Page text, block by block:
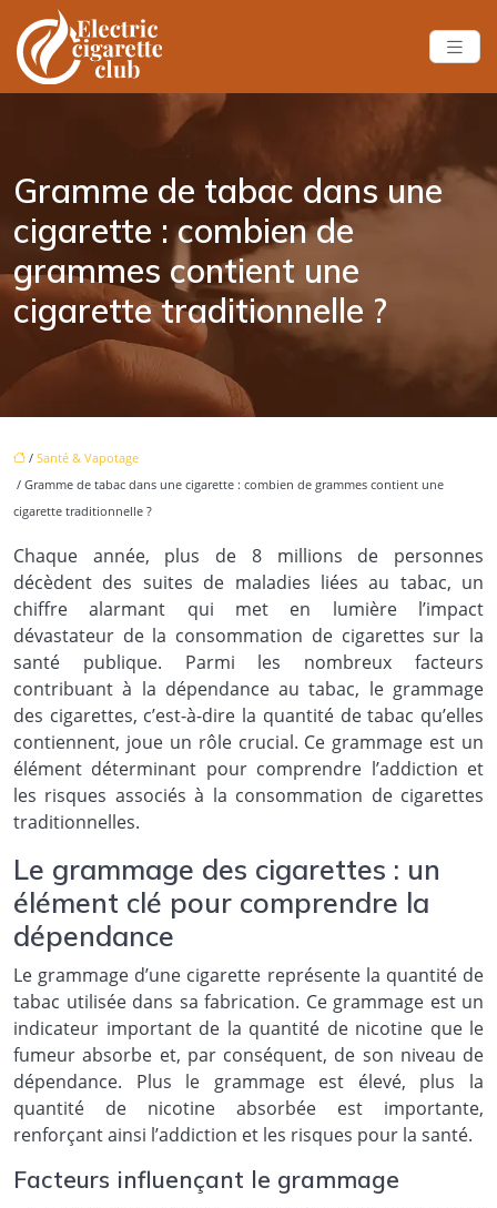
Gramme de tabac dans une
cigarette : combien de
grammes contient une
cigarette traditionnelle ?
/ Santé & Vapotage
/ Gramme de tabac dans une cigarette : combien de grammes contient une
cigarette traditionnelle ?
Chaque année, plus de 8 millions de personnes
décèdent des suites de maladies liées au tabac, un
chiffre alarmant qui met en lumière l’impact
dévastateur de la consommation de cigarettes sur la
santé publique. Parmi les nombreux facteurs
contribuant à la dépendance au tabac, le grammage
des cigarettes, c’est-à-dire la quantité de tabac qu’elles
contiennent, joue un rôle crucial. Ce grammage est un
élément déterminant pour comprendre l’addiction et
les risques associés à la consommation de cigarettes
traditionnelles.
Le grammage des cigarettes : un
élément clé pour comprendre la
dépendance
Le grammage d’une cigarette représente la quantité de
tabac utilisée dans sa fabrication. Ce grammage est un
indicateur important de la quantité de nicotine que le
fumeur absorbe et, par conséquent, de son niveau de
dépendance. Plus le grammage est élevé, plus la
quantité de nicotine absorbée est importante,
renforçant ainsi l’addiction et les risques pour la santé.
Facteurs influençant le grammage